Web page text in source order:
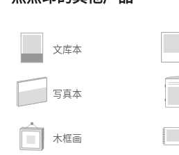
文库本
写真本
木框画